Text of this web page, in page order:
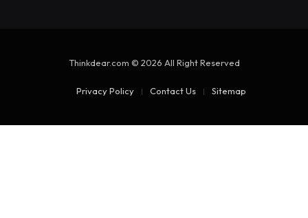
Thinkdear.com © 2026 All Right Reserved
Privacy Policy Contact Us Sitemap